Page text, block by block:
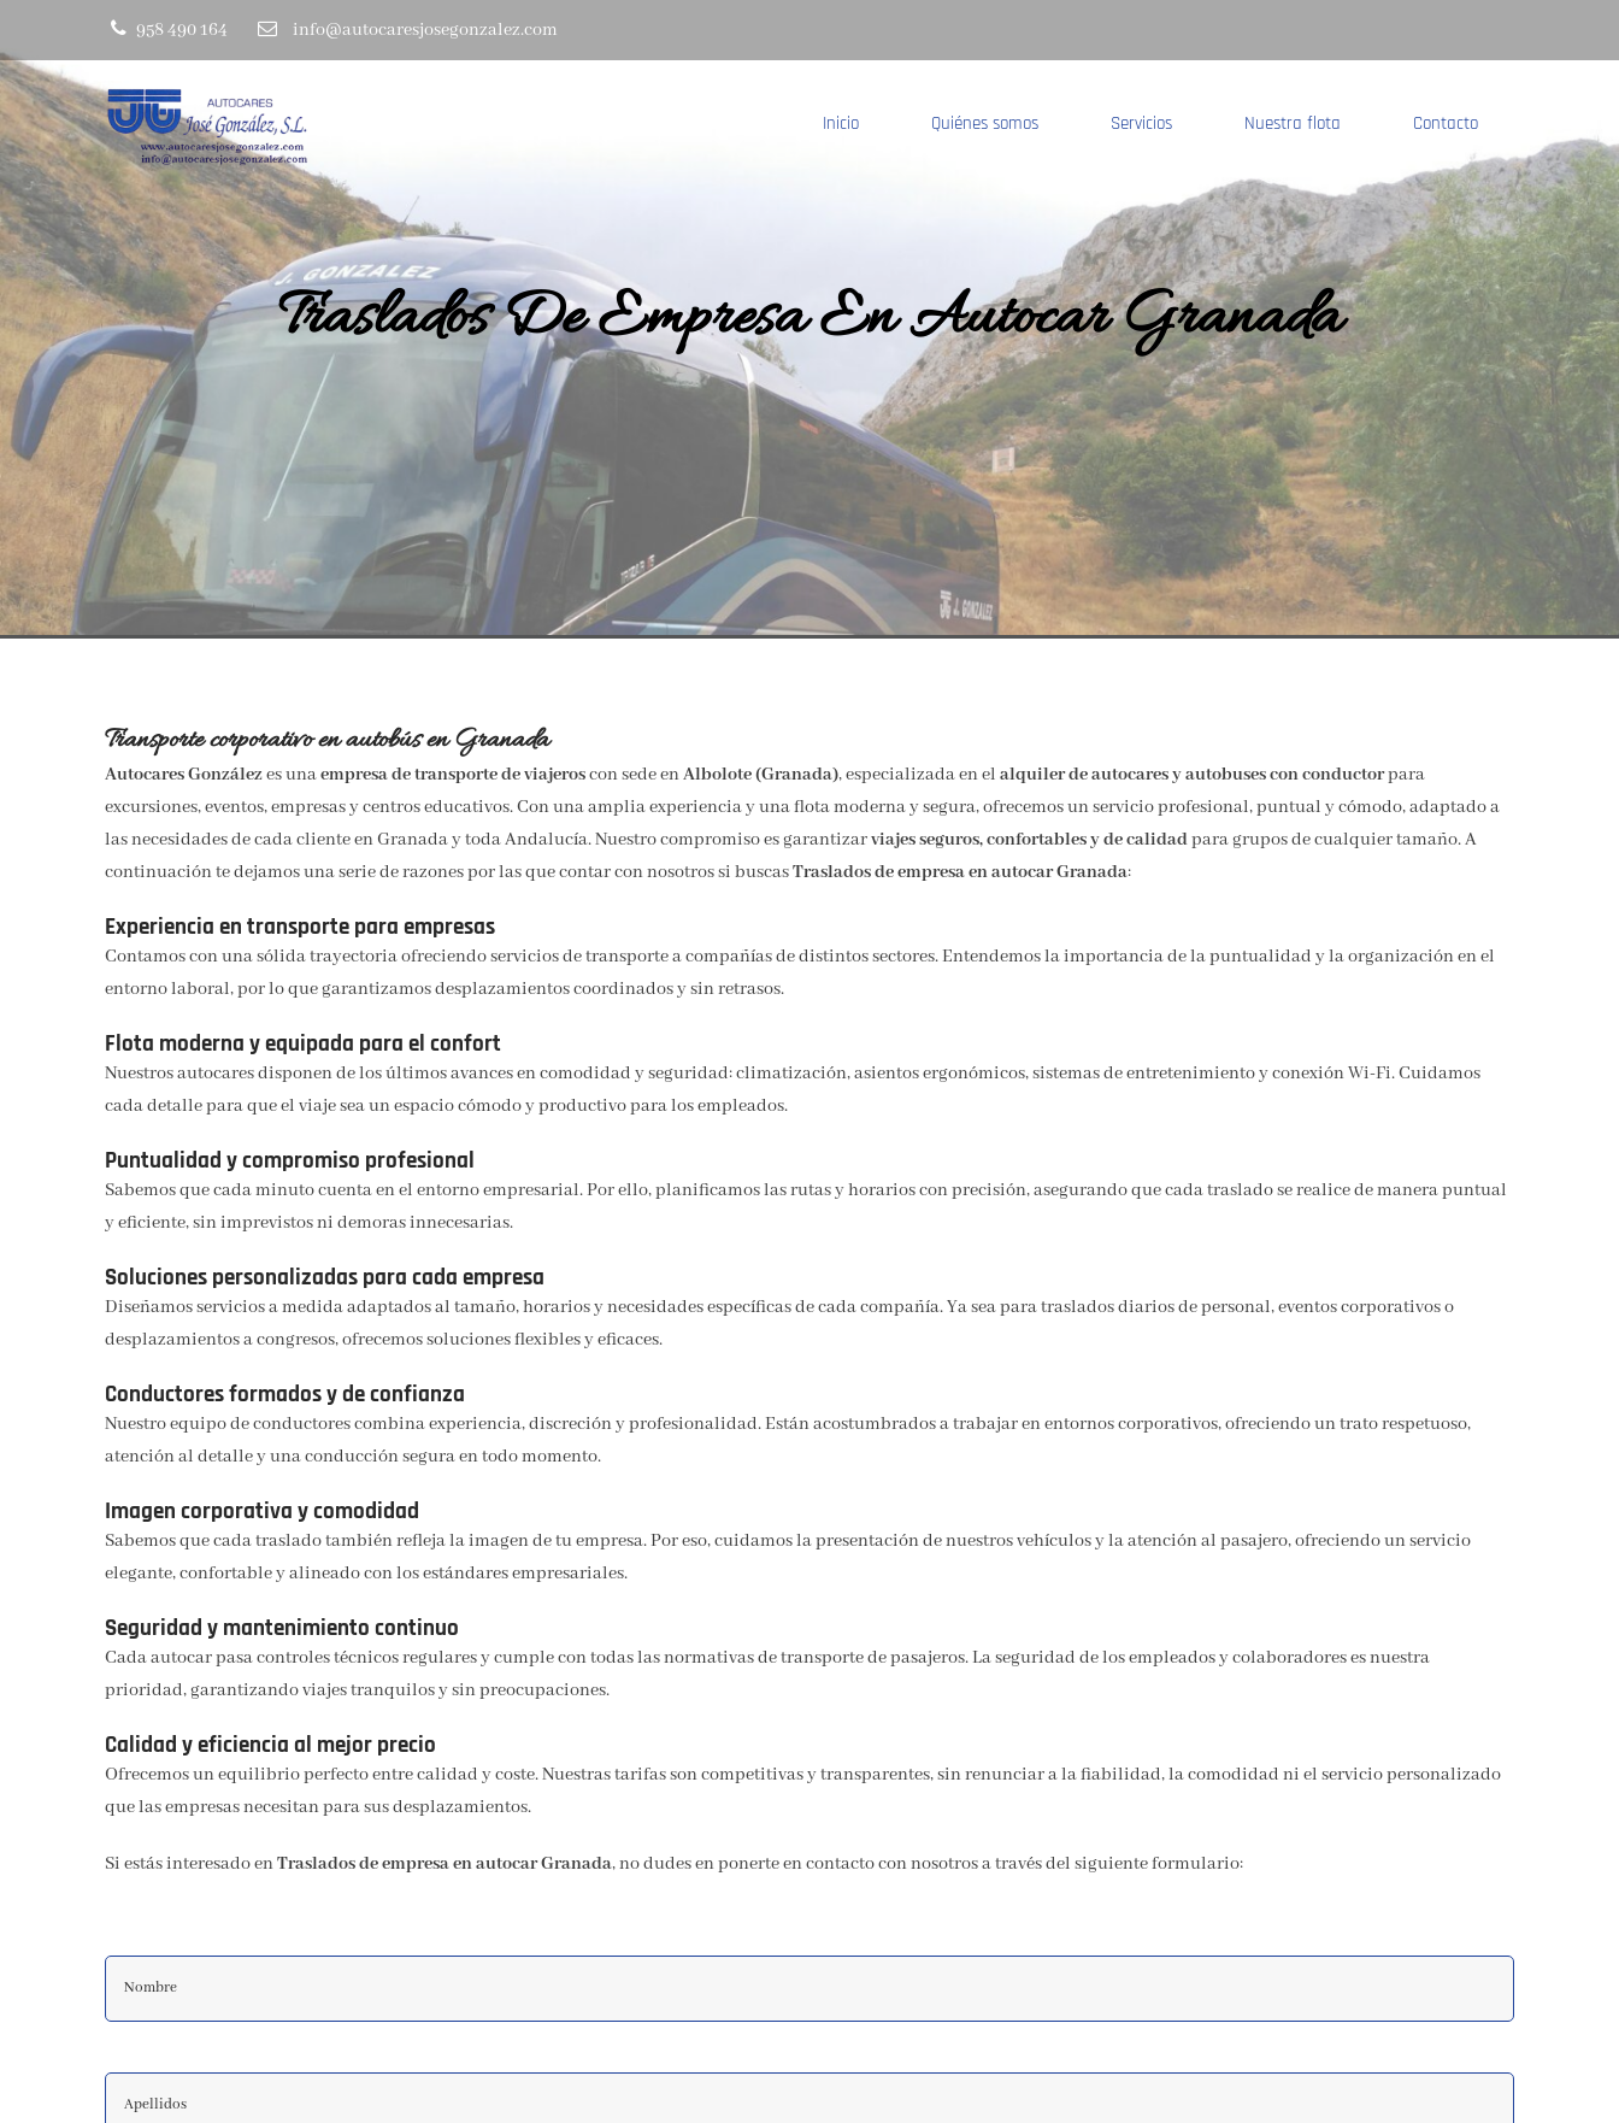
958 490 164 info@autocaresjosegonzalez.com
Inicio Quiénes somos Servicios Nuestra flota Contacto
Traslados De Empresa En Autocar Granada
Transporte corporativo en autobús en Granada
Autocares Gonzálezes unaempresa de transporte de viajeroscon sede enAlbolote (Granada), especializada en el alquiler de autocares y autobuses con conductorpara
excursiones, eventos, empresas y centros educativos. Con una amplia experiencia y una flota moderna y segura, ofrecemos un servicio profesional, puntual y cómodo, adaptado a
las necesidades de cada cliente en Granada y toda Andalucía. Nuestro compromiso es garantizarviajes seguros, confortables y de calidadpara grupos de cualquier tamaño. A
continuación te dejamos una serie de razones por las que contar con nosotros si buscasTraslados de empresa en autocar Granada:
Experiencia en transporte para empresas
Contamos con una sólida trayectoria ofreciendo servicios de transporte a compañías de distintos sectores. Entendemos la importancia de la puntualidad y la organización en el
entorno laboral, por lo que garantizamos desplazamientos coordinados y sin retrasos.
Flota moderna y equipada para el confort
Nuestros autocares disponen de los últimos avances en comodidad y seguridad: climatización, asientos ergonómicos, sistemas de entretenimiento y conexión Wi-Fi. Cuidamos
cada detalle para que el viaje sea un espacio cómodo y productivo para los empleados.
Puntualidad y compromiso profesional
Sabemos que cada minuto cuenta en el entorno empresarial. Por ello, planificamos las rutas y horarios con precisión, asegurando que cada traslado se realice de manera puntual
y eficiente, sin imprevistos ni demoras innecesarias.
Soluciones personalizadas para cada empresa
Diseñamos servicios a medida adaptados al tamaño, horarios y necesidades específicas de cada compañía. Ya sea para traslados diarios de personal, eventos corporativos o
desplazamientos a congresos, ofrecemos soluciones flexibles y eficaces.
Conductores formados y de confianza
Nuestro equipo de conductores combina experiencia, discreción y profesionalidad. Están acostumbrados a trabajar en entornos corporativos, ofreciendo un trato respetuoso,
atención al detalle y una conducción segura en todo momento.
Imagen corporativa y comodidad
Sabemos que cada traslado también refleja la imagen de tu empresa. Por eso, cuidamos la presentación de nuestros vehículos y la atención al pasajero, ofreciendo un servicio
elegante, confortable y alineado con los estándares empresariales.
Seguridad y mantenimiento continuo
Cada autocar pasa controles técnicos regulares y cumple con todas las normativas de transporte de pasajeros. La seguridad de los empleados y colaboradores es nuestra
prioridad, garantizando viajes tranquilos y sin preocupaciones.
Calidad y eficiencia al mejor precio
Ofrecemos un equilibrio perfecto entre calidad y coste. Nuestras tarifas son competitivas y transparentes, sin renunciar a la fiabilidad, la comodidad ni el servicio personalizado
que las empresas necesitan para sus desplazamientos.
Si estás interesado enTraslados de empresa en autocar Granada, no dudes en ponerte en contacto con nosotros a través del siguiente formulario: